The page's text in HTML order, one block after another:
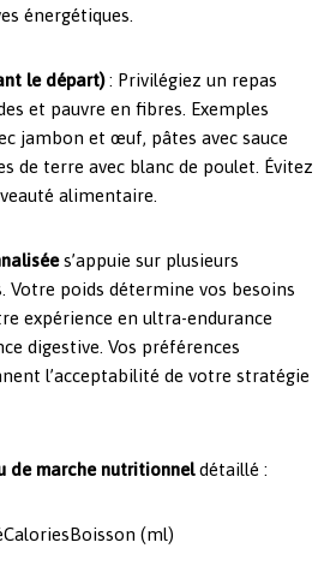
énergétiques.
le départ): Privilégiez un repas
et pauvre en fibres. Exemples
jambon et œuf, pâtes avec sauce
de terre avec blanc de poulet. Évitez
alimentaire.
s’appuie sur plusieurs
Votre poids détermine vos besoins
expérience en ultra-endurance
digestive. Vos préférences
l’acceptabilité de votre stratégie
de marche nutritionneldétaillé :
(ml)